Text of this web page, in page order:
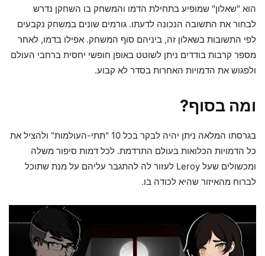
הוא "שאלון" שמופיע בתחילת הדמו והמשחק בו השחקן נדרש
לבחור את התשובה הנכונה לדעתו. גורמים שונים במשחק נקבעים
לפי התשובות בשאלון זה, ביניהם סוף המשחק. אפילו בדמו, לאחר
מספר קרבות בודדים ניתן לשוטט באופן חופשי יחסית ברחבי העולם
ולפגוש את הדמויות האחרות בסדר לא קבוע.
ומה בסוף?
בגרסתו המלאה ניתן יהיה לבקר בכל 10 "תתי-העולמות" ולהציל את
כל הדמויות הכלואות בעולם התרדמת. לכל דמות סיפור משלה
ומכשולים שעל Leroy לעזור לה להתגבר עליהם על מנת שתוכל
לברוח מהאיזור שהיא לכודה בו.